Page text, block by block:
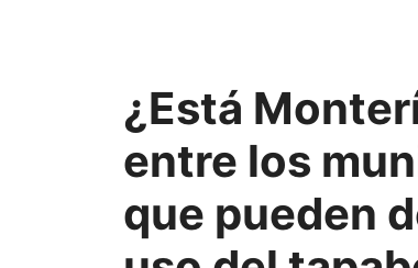
¿Está
entre los
que pueden